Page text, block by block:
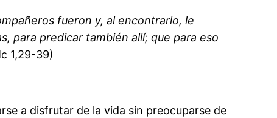
fueron y, al encontrarlo, le
para predicar también allí; que para eso
1,29-39)
a disfrutar de la vida sin preocuparse de